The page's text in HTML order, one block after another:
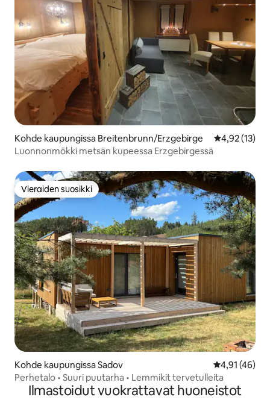
Kohde kaupungissa Breitenbrunn/Erzgebirge
4,92 (13)
Luonnonmökki metsän kupeessa Erzgebirgessä
Vieraiden suosikki
Vieraiden suosikki
Kohde kaupungissa Sadov
4,91 (46)
Perhetalo • Suuri puutarha • Lemmikit tervetulleita
Ilmastoidut vuokrattavat huoneistot